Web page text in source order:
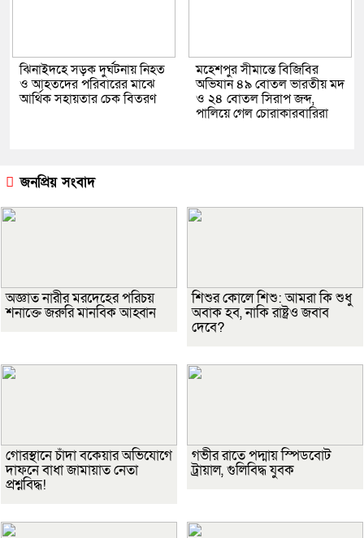
ঝিনাইদহে সড়ক দুর্ঘটনায় নিহত
ও আহতদের পরিবারের মাঝে
আর্থিক সহায়তার চেক বিতরণ
মহেশপুর সীমান্তে বিজিবির
অভিযান ৪৯ বোতল ভারতীয় মদ
ও ২৪ বোতল সিরাপ জব্দ,
পালিয়ে গেল চোরাকারবারিরা
জনপ্রিয় সংবাদ
অজ্ঞাত নারীর মরদেহের পরিচয়
শনাক্তে জরুরি মানবিক আহ্বান
শিশুর কোলে শিশু: আমরা কি শুধু
অবাক হব, নাকি রাষ্ট্রও জবাব
দেবে?
গোরস্থানে চাঁদা বকেয়ার অভিযোগে
দাফনে বাধা জামায়াত নেতা
প্রশ্নবিদ্ধ!
গভীর রাতে পদ্মায় স্পিডবোট
ট্রায়াল, গুলিবিদ্ধ যুবক